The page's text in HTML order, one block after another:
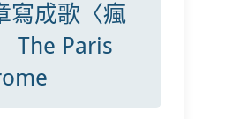
寫成歌〈瘋
The Paris